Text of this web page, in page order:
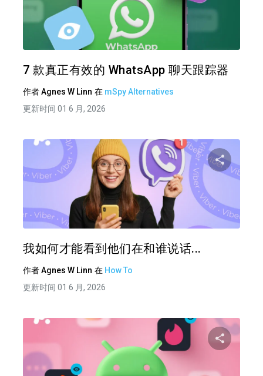
7 款真正有效的 WhatsApp 聊天跟踪器
作者Agnes W Linn 在 mSpy Alternatives
更新时间 01 6 月, 2026
我如何才能看到他们在和谁说话...
作者Agnes W Linn 在 How To
更新时间 01 6 月, 2026